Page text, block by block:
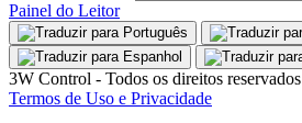
Painel do Leitor
3W Control - Todos os direitos reservados
Termos de Uso e Privacidade